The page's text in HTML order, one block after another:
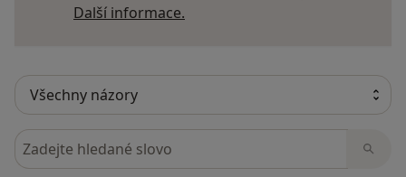
Další informace.
Hledejte v názorech